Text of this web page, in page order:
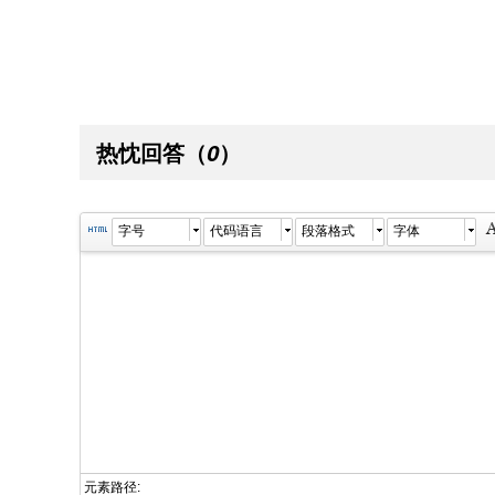
热忱回答 （0）
字号 代码语言 段落格式 字体
元素路径: